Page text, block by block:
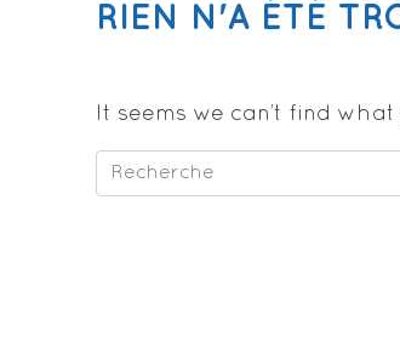
RIEN N'A ÉTÉ
It seems we can’t find